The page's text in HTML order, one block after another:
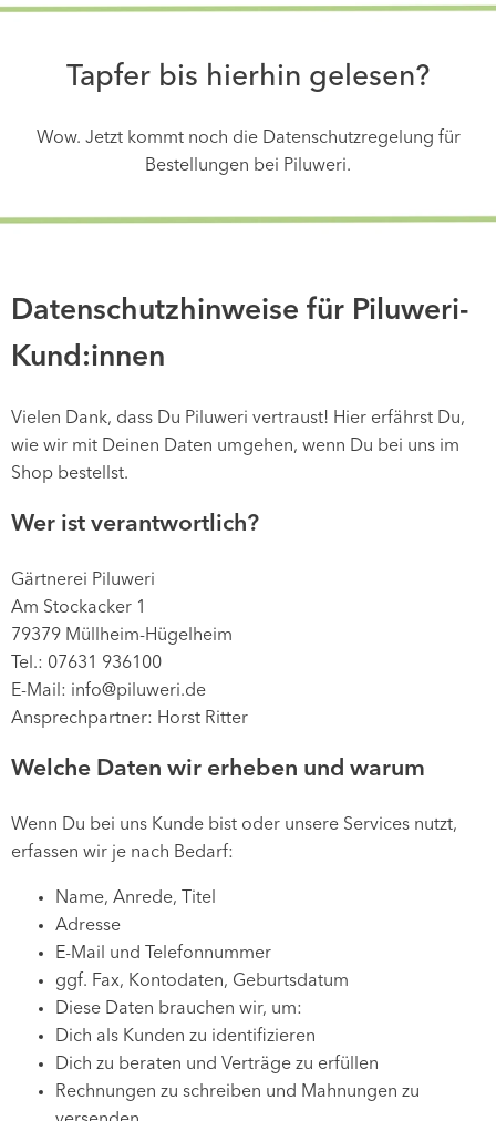
Tapfer bis hierhin gelesen?
Wow. Jetzt kommt noch die Datenschutzregelung für
Bestellungen bei Piluweri.
Datenschutzhinweise für Piluweri-
Kund:innen
Vielen Dank, dass Du Piluweri vertraust! Hier erfährst Du,
wie wir mit Deinen Daten umgehen, wenn Du bei uns im
Shop bestellst.
Wer ist verantwortlich?
Gärtnerei Piluweri
Am Stockacker 1
79379 Müllheim-Hügelheim
Tel.: 07631 936100
E-Mail: info@piluweri.de
Ansprechpartner: Horst Ritter
Welche Daten wir erheben und warum
Wenn Du bei uns Kunde bist oder unsere Services nutzt,
erfassen wir je nach Bedarf:
Name, Anrede, Titel
Adresse
E-Mail und Telefonnummer
ggf. Fax, Kontodaten, Geburtsdatum
Diese Daten brauchen wir, um:
Dich als Kunden zu identifizieren
Dich zu beraten und Verträge zu erfüllen
Rechnungen zu schreiben und Mahnungen zu